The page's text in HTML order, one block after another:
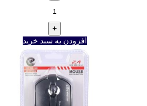
افزودن به سبد خرید